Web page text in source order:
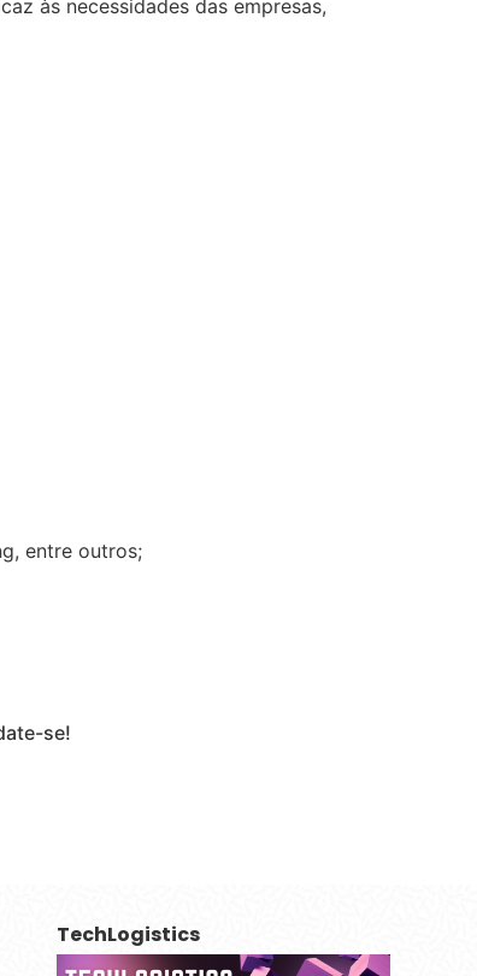
às necessidades das empresas,
entre outros;
se!
TechLogistics